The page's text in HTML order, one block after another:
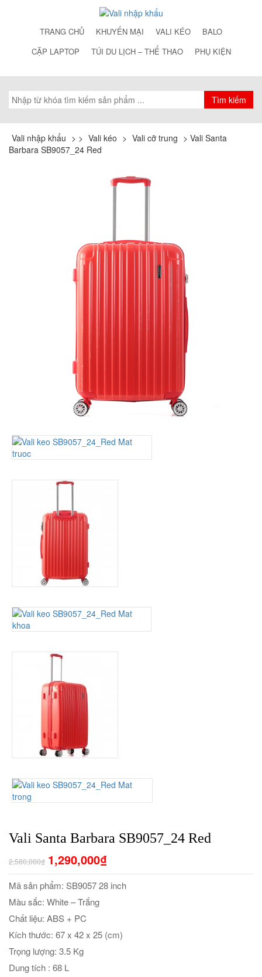
TRANG CHỦ KHUYẾN MẠI VALI KÉO
BALO
CẶP LAPTOP
TÚI DU LỊCH – THỂ THAO PHỤ KIỆN
Vali nhập khẩu > > Vali kéo > Vali cỡ trung > Vali Santa
Barbara SB9057_24 Red
Vali Santa Barbara SB9057_24 Red
2,580,000₫ 1,290,000₫
Mã sản phẩm: SB9057 28 inch
Màu sắc: White – Trắng
Chất liệu: ABS + PC
Kích thước: 67 x 42 x 25 (cm)
Trọng lượng: 3.5 Kg
Dung tích : 68 L